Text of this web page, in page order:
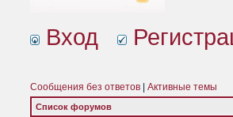
Вход
Сообщения без ответов Активные темы
Список форумов